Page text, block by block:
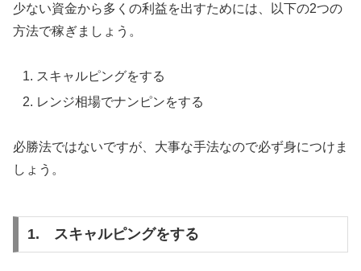
少ない資金から多くの利益を出すためには、以下の2つの
方法で稼ぎましょう。
スキャルピングをする
レンジ相場でナンピンをする
必勝法ではないですが、大事な手法なので必ず身につけま
しょう。
1. スキャルピングをする